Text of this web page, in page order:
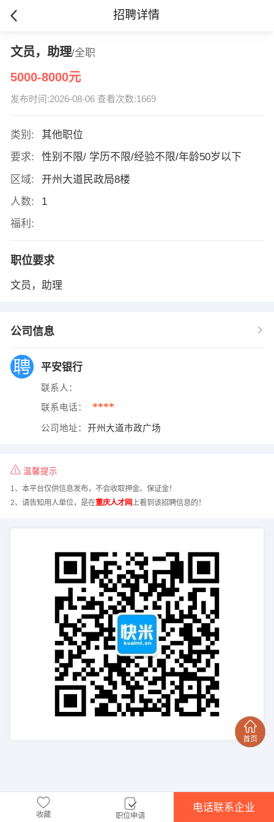
招聘详情
文员，助理/全职
5000-8000元
发布时间:2026-08-06 查看次数:1669
类别:
其他职位
要求:
性别不限/ 学历不限/经验不限/年龄50岁以下
区域:
开州大道民政局8楼
人数:
1
福利:
职位要求
文员，助理
公司信息
平安银行
联系人：
联系电话： ****
公司地址： 开州大道市政广场
温馨提示
1、本平台仅供信息发布，不会收取押金、保证金！
2、请告知用人单位，是在重庆人才网上看到该招聘信息的！
收藏 职位申请
电话联系企业